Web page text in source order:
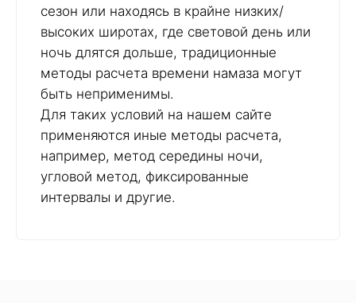
сезон или находясь в крайне низких/
высоких широтах, где световой день или
ночь длятся дольше, традиционные
методы расчета времени намаза могут
быть неприменимы.
Для таких условий на нашем сайте
применяются иные методы расчета,
например, метод середины ночи,
угловой метод, фиксированные
интервалы и другие.